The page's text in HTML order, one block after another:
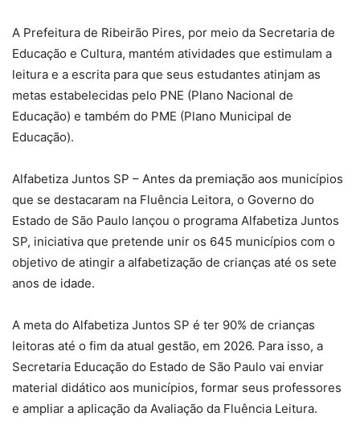
A Prefeitura de Ribeirão Pires, por meio da Secretaria de
Educação e Cultura, mantém atividades que estimulam a
leitura e a escrita para que seus estudantes atinjam as
metas estabelecidas pelo PNE (Plano Nacional de
Educação) e também do PME (Plano Municipal de
Educação).
Alfabetiza Juntos SP – Antes da premiação aos municípios
que se destacaram na Fluência Leitora, o Governo do
Estado de São Paulo lançou o programa Alfabetiza Juntos
SP, iniciativa que pretende unir os 645 municípios com o
objetivo de atingir a alfabetização de crianças até os sete
anos de idade.
A meta do Alfabetiza Juntos SP é ter 90% de crianças
leitoras até o fim da atual gestão, em 2026. Para isso, a
Secretaria Educação do Estado de São Paulo vai enviar
material didático aos municípios, formar seus professores
e ampliar a aplicação da Avaliação da Fluência Leitura.